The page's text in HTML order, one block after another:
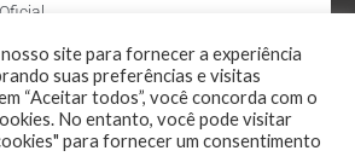
e Esgoto
site para fornecer a experiência
suas preferências e visitas
“Aceitar todos”, você concorda com o
No entanto, você pode visitar
para fornecer um consentimento